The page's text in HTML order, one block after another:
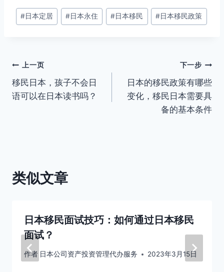
文
章
#日本定居 #日本永住 #日本移民 #日本移民政策
文
章
上一页
移民日本，孩子不会日
语可以在日本读书吗？
下一步
日本的移民政策有哪些
变化，移民日本需要具
备的基本条件
类似文章
日本移民面试技巧：如何通过日本移民
面试？
作者 日本公司资产投资管理代办服务 2023年3月15日